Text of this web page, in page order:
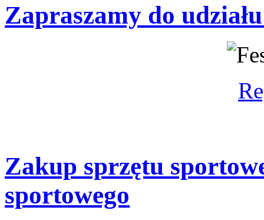
Zapraszamy do
Zakup sprzętu
sportowego